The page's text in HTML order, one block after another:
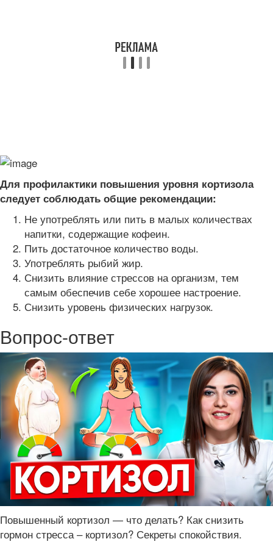
Для профилактики повышения уровня кортизола
следует соблюдать общие рекомендации:
Не употреблять или пить в малых количествах
напитки, содержащие кофеин.
Пить достаточное количество воды.
Употреблять рыбий жир.
Снизить влияние стрессов на организм, тем
самым обеспечив себе хорошее настроение.
Снизить уровень физических нагрузок.
Вопрос-ответ
Повышенный кортизол — что делать? Как снизить
гормон стресса – кортизол? Секреты спокойствия.